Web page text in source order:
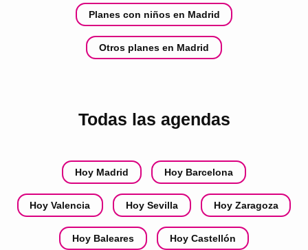
Planes con niños en Madrid
Otros planes en Madrid
Todas las agendas
Hoy Madrid Hoy Barcelona
Hoy Valencia Hoy Sevilla Hoy Zaragoza
Hoy Baleares Hoy Castellón